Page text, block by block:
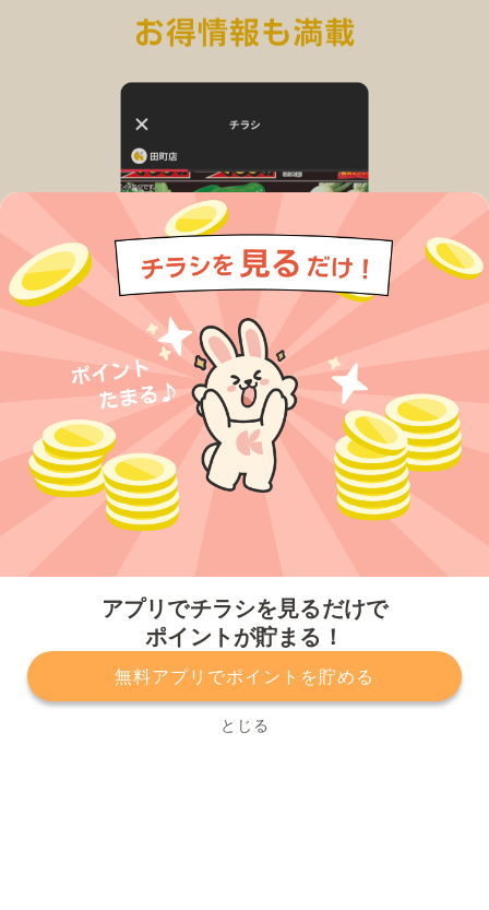
アプリでチラシを見るだけで
ポイントが貯まる！
無料アプリでポイントを貯める
とじる
プライバシーポリシー 利用規約
運営会社
サービスに関してのお問い合わせ